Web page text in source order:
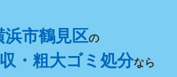
浜市鶴見区の
・粗大ゴミ処分なら